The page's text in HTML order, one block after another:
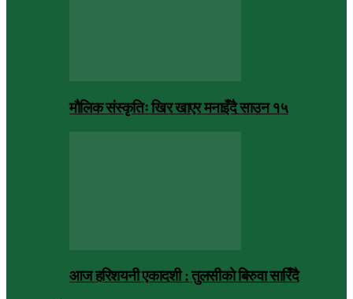
मौलिक संस्कृतिः खिर खाएर मनाइँदै साउन १५
आज हरिशयनी एकादशी : तुलसीको बिरुवा सारिँदै